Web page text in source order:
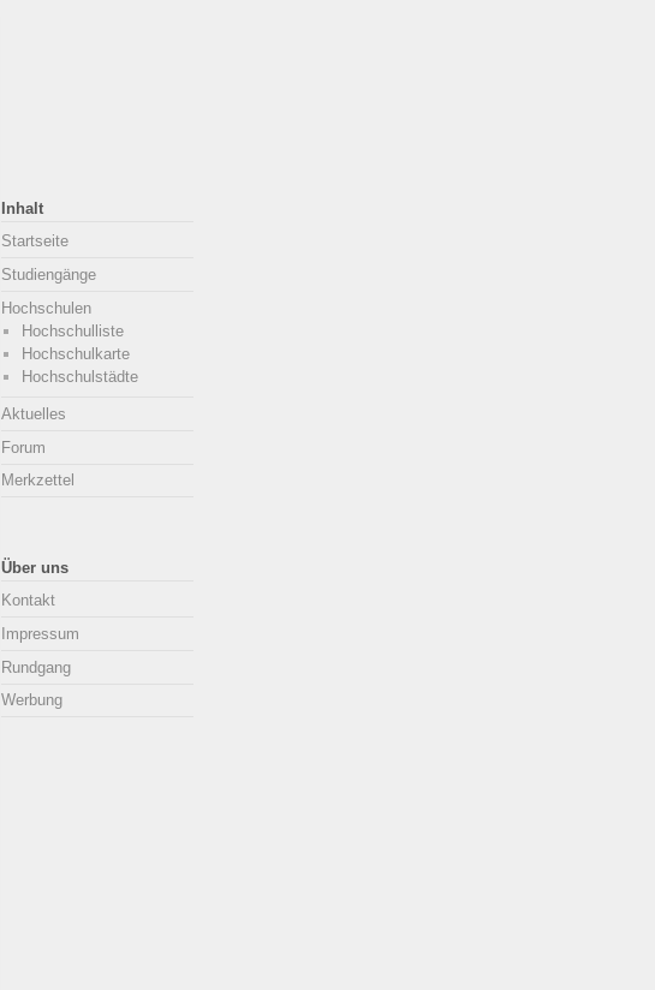
Inhalt
Startseite
Studiengänge
Hochschulen
Hochschulliste
Hochschulkarte
Hochschulstädte
Aktuelles
Forum
Merkzettel
Über uns
Kontakt
Impressum
Rundgang
Werbung